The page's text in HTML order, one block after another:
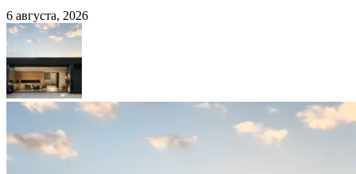
6 августа, 2026